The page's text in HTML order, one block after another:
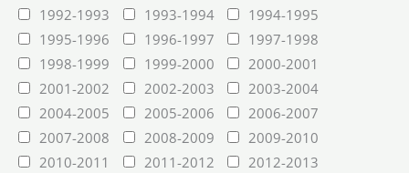
1992-1993
1993-1994
1994-1995
1995-1996
1996-1997
1997-1998
1998-1999
1999-2000
2000-2001
2001-2002
2002-2003
2003-2004
2004-2005
2005-2006
2006-2007
2007-2008
2008-2009
2009-2010
2010-2011
2011-2012
2012-2013